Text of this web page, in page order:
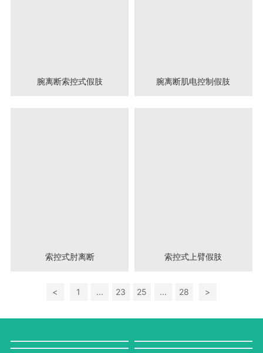
腕离断索控式假肢 腕离断肌电控制假肢
索控式肘离断 索控式上臂假肢
< 1 ... 23 25 ... 28 >